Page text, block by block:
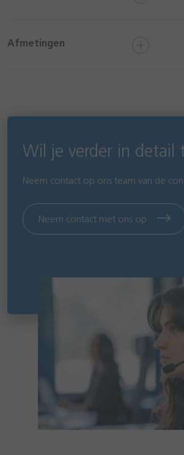
Afmetingen
Wil je verder in detail
Neem contact op ons team van de
Neem contact met ons op